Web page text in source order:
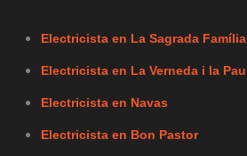
Electricista en La Sagrada Família
Electricista en La Verneda i la Pau
Electricista en Navas
Electricista en Bon Pastor